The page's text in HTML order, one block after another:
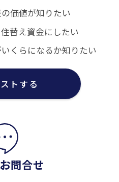
価値が知りたい
替え資金にしたい
くらになるか知りたい
トする
問合せ